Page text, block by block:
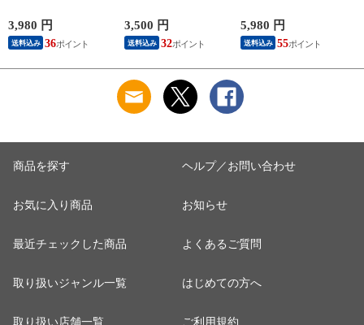
（2房）送料無料 ぶ
どう ブドウ 種なし
ぶどう 葡萄 ※クー
3,980 円
送料込み 36
料無料 もも 桃 お中
元 ギフト
3,500 円
送料込み 32
もも 桃 ギフト 夏ギ
フト お中元
5,980 円
送料込み 55
商品を探す
お気に入り商品
最近チェックした商品
取り扱いジャンル一覧
取り扱い店舗一覧
ヘルプ／お問い合わせ
お知らせ
よくあるご質問
はじめての方へ
ご利用規約